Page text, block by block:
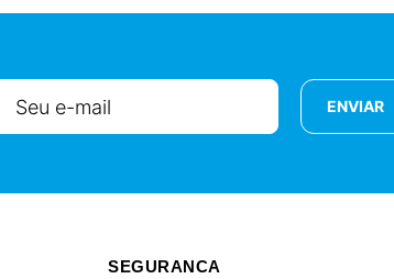
ENVIAR
SEGURANCA